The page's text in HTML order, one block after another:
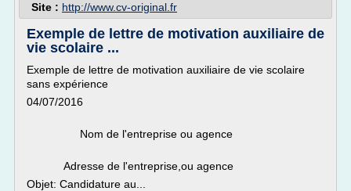
Site : http://www.cv-original.fr
Exemple de lettre de motivation auxiliaire de
vie scolaire ...
Exemple de lettre de motivation auxiliaire de vie scolaire
sans expérience
04/07/2016
Nom de l'entreprise ou agence
Adresse de l'entreprise,ou agence
Objet: Candidature au...